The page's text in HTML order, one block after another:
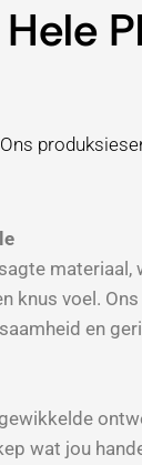
materiaal,
knus voel.
en
wat jou